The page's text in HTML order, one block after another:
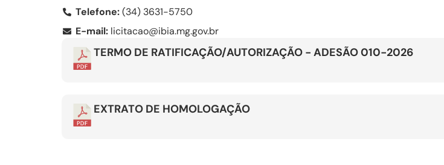
Telefone:(34) 3631-5750
E-mail: licitacao@ibia.mg.gov.br
TERMO DE RATIFICAÇÃO/AUTORIZAÇÃO - ADESÃO 010-2026
EXTRATO DE HOMOLOGAÇÃO